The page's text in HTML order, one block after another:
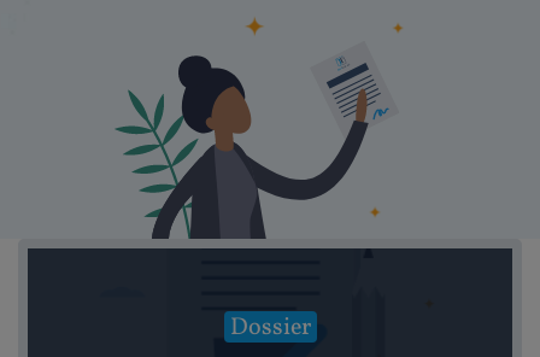
Dossier